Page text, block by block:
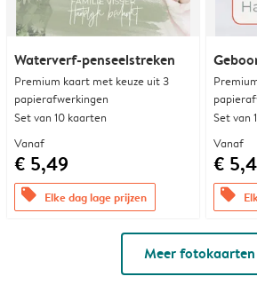
Waterverf-penseelstreken
Premium kaart met keuze uit 3
papierafwerkingen
Set van 10 kaarten
Vanaf
€ 5,49
offers Elke dag lage prijzen
Set van
Vanaf
€
offers
Meer fotokaarten